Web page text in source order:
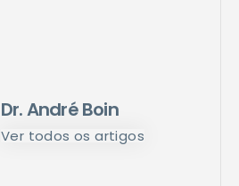
Dr. André Boin
Ver todos os artigos